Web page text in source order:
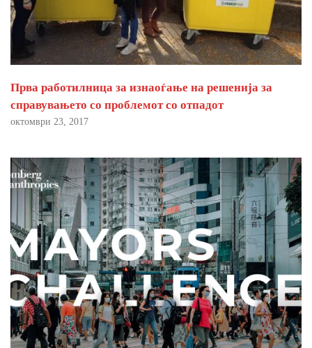
Прва работилница за изнаоѓање на решенија за
справувањето со проблемот со отпадот
октомври 23, 2017